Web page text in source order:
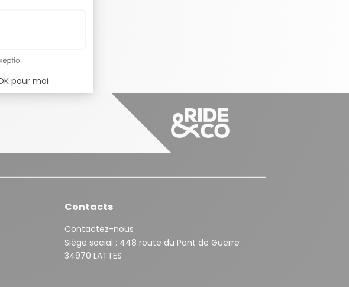
Contacts
Contactez-nous
Siège social : 448 route du Pont de Guerre
34970 LATTES